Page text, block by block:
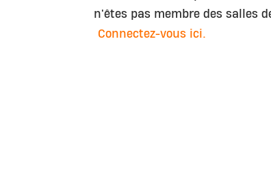
n'êtes pas membre des salles
Connectez-vous ici.